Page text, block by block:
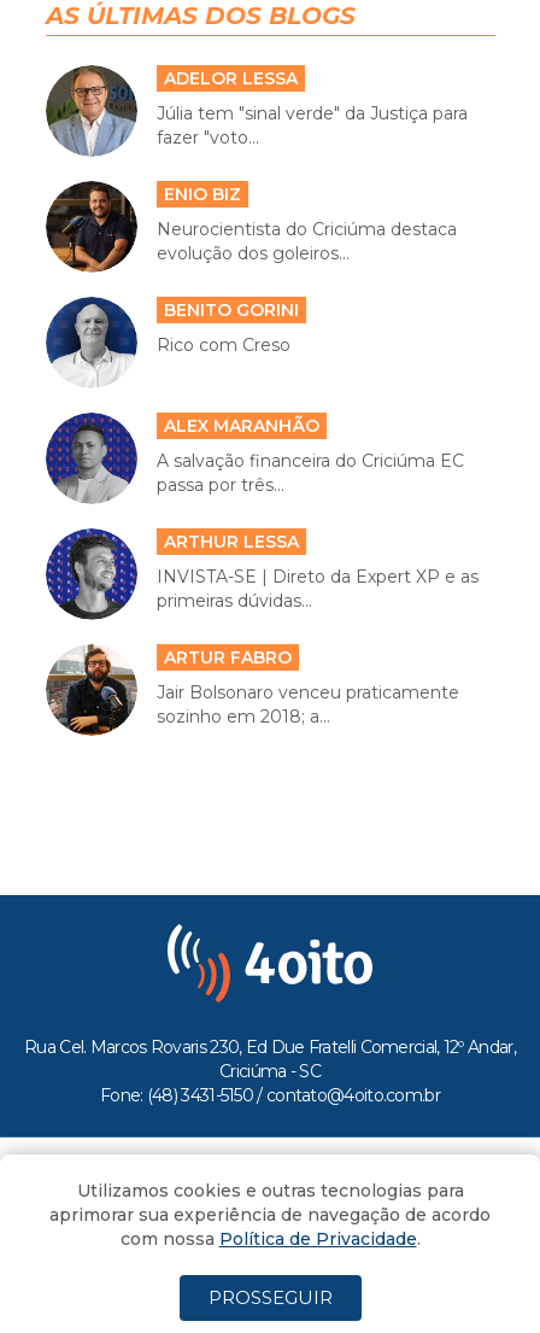
AS ÚLTIMAS DOS BLOGS
ADELOR LESSA
Júlia tem "sinal verde" da Justiça para
fazer "voto...
ENIO BIZ
Neurocientista do Criciúma destaca
evolução dos goleiros...
BENITO GORINI
Rico com Creso
ALEX MARANHÃO
A salvação financeira do Criciúma EC
passa por três...
ARTHUR LESSA
INVISTA-SE | Direto da Expert XP e as
primeiras dúvidas...
ARTUR FABRO
Jair Bolsonaro venceu praticamente
sozinho em 2018; a...
Rua Cel. Marcos Rovaris 230, Ed Due Fratelli Comercial, 12º Andar,
Criciúma - SC
Fone: (48) 3431-5150 / contato@4oito.com.br
Todos os direitos reservados ao Portal 4oito
Utilizamos cookies e outras tecnologias para
aprimorar sua experiência de navegação de acordo
com nossa Política de Privacidade.
PROSSEGUIR